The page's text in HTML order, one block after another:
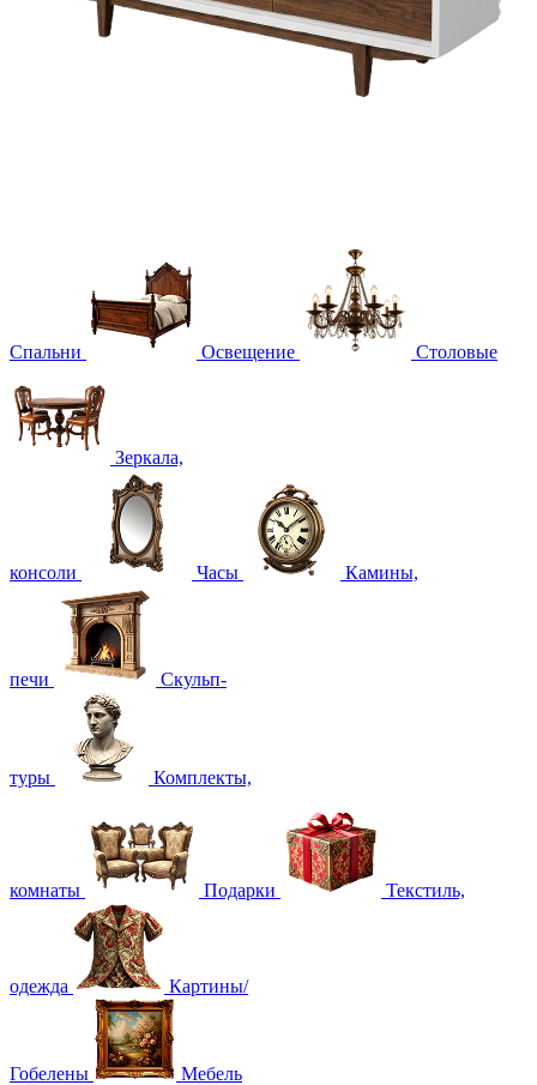
Спальни Освещение Столовые
Зеркала,
консоли Часы Камины,
печи Скульп-
туры Комплекты,
комнаты Подарки Текстиль,
одежда Картины/
Гобелены Мебель